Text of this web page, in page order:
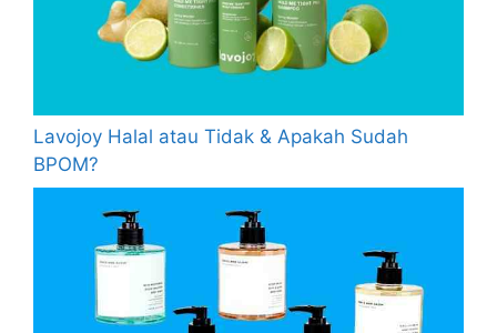
Lavojoy Halal atau Tidak & Apakah Sudah
BPOM?